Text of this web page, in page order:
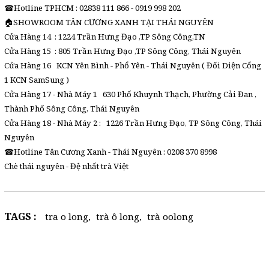
☎Hotline TPHCM : 02838 111 866 - 0919 998 202
🏠SHOWROOM TÂN CƯƠNG XANH TẠI THÁI NGUYÊN
Cửa Hàng 14 : 1224 Trần Hưng Đạo ,TP Sông Công,TN
Cửa Hàng 15 : 805 Trần Hưng Đạo ,TP Sông Công, Thái Nguyên
Cửa Hàng 16 KCN Yên Bình - Phổ Yên - Thái Nguyên ( Đối Diện Cổng
1 KCN SamSung )
Cửa Hàng 17 - Nhà Máy 1 630 Phố Khuynh Thạch, Phường Cải Đan ,
Thành Phố Sông Công, Thái Nguyên
Cửa Hàng 18 - Nhà Máy 2 : 1226 Trần Hưng Đạo, TP Sông Công, Thái
Nguyên
☎Hotline Tân Cương Xanh - Thái Nguyên : 0208 370 8998
Chè thái nguyên - Đệ nhất trà Việt
TAGS : tra o long, trà ô long, trà oolong